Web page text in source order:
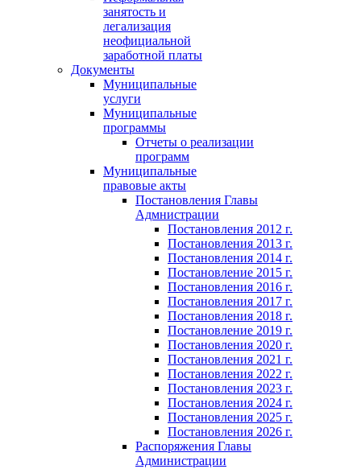
занятость и
легализация
неофициальной
заработной платы
Документы
Муниципальные
услуги
Муниципальные
программы
Отчеты о реализации
программ
Муниципальные
правовые акты
Постановления Главы
Адмнистрации
Постановления 2012 г.
Постановления 2013 г.
Постановления 2014 г.
Постановление 2015 г.
Постановления 2016 г.
Постановления 2017 г.
Постановления 2018 г.
Постановление 2019 г.
Постановления 2020 г.
Постановления 2021 г.
Постановления 2022 г.
Постановления 2023 г.
Постановления 2024 г.
Постановления 2025 г.
Постановления 2026 г.
Распоряжения Главы
Администрации